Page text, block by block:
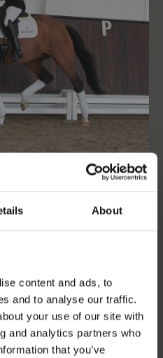
About
content and ads, to
and to analyse our traffic.
your use of our site with
and analytics partners who
that you’ve